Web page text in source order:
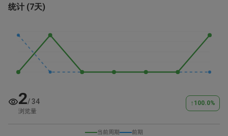
统计 (7天)
2/34
浏览量
↑ 100.0%
当前周期 前期